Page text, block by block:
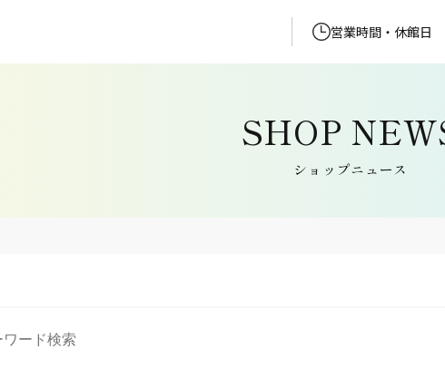
営業時間・休館日
ショップニュース